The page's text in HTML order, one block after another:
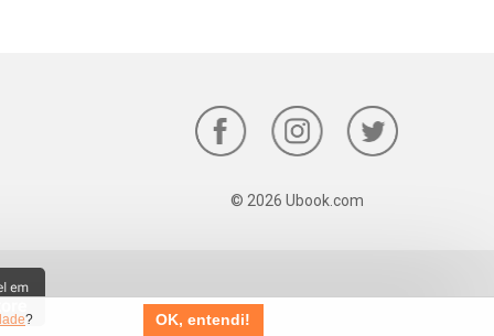
? OK, entendi!
© 2026 Ubook.com